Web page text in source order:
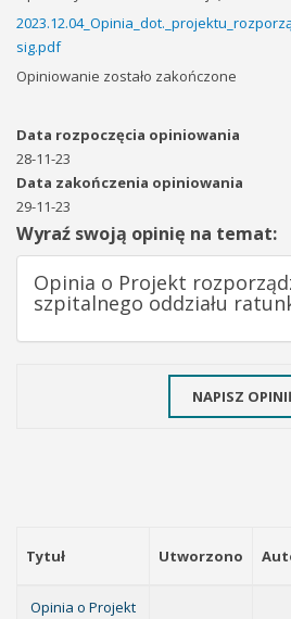
sig.pdf
Opiniowanie zostało zakończone
Data rozpoczęcia opiniowania
28-11-23
Data zakończenia opiniowania
29-11-23
Wyraź swoją opinię na temat:
Opinia o Projekt
szpitalnego oddziału
NAPISZ
Tytuł Utworzono
Opinia o Projekt